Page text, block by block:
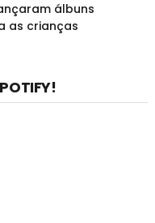
álbuns
as crianças